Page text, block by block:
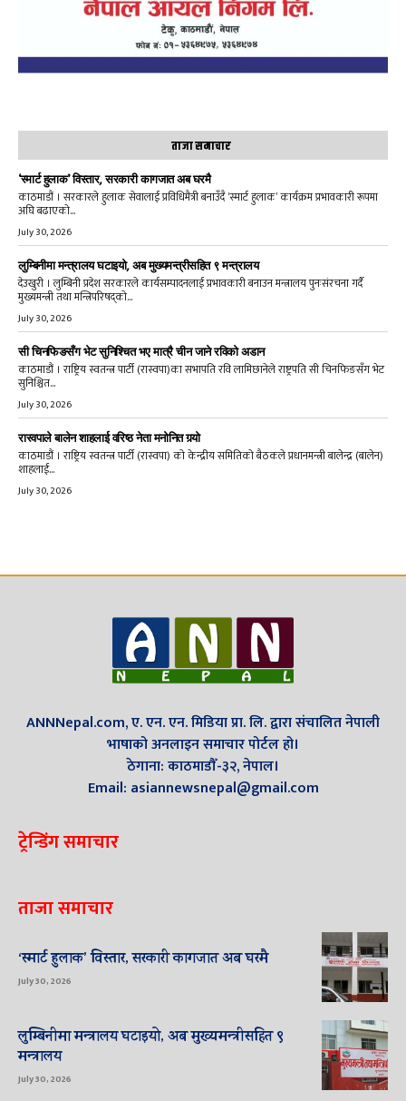
ताजा समाचार
‘स्मार्ट हुलाक’ विस्तार, सरकारी कागजात अब घरमै
काठमाडौं । सरकारले हुलाक सेवालाई प्रविधिमैत्री बनाउँदै ‘स्मार्ट हुलाक’ कार्यक्रम प्रभावकारी रूपमा
अघि बढाएको...
July 30, 2026
लुम्बिनीमा मन्त्रालय घटाइयो, अब मुख्यमन्त्रीसहित ९ मन्त्रालय
देउखुरी । लुम्बिनी प्रदेश सरकारले कार्यसम्पादनलाई प्रभावकारी बनाउन मन्त्रालय पुनःसंरचना गर्दै
मुख्यमन्त्री तथा मन्त्रिपरिषद्को...
July 30, 2026
सी चिनफिङसँग भेट सुनिश्चित भए मात्रै चीन जाने रविको अडान
काठमाडौं । राष्ट्रिय स्वतन्त्र पार्टी (रास्वपा)का सभापति रवि लामिछानेले राष्ट्रपति सी चिनफिङसँग भेट
सुनिश्चित...
July 30, 2026
रास्वपाले बालेन शाहलाई वरिष्ठ नेता मनोनित गर्‍यो
काठमाडौं । राष्ट्रिय स्वतन्त्र पार्टी (रास्वपा) को केन्द्रीय समितिको बैठकले प्रधानमन्त्री बालेन्द्र (बालेन)
शाहलाई...
July 30, 2026
ANNNepal.com, ए. एन. एन. मिडिया प्रा. लि. द्वारा संचालित नेपाली
भाषाको अनलाइन समाचार पोर्टल हो।
ठेगाना: काठमाडौँ-३२, नेपाल।
Email: asiannewsnepal@gmail.com
ट्रेन्डिंग समाचार
ताजा समाचार
‘स्मार्ट हुलाक’ विस्तार, सरकारी कागजात अब घरमै
July 30, 2026
लुम्बिनीमा मन्त्रालय घटाइयो, अब मुख्यमन्त्रीसहित ९
मन्त्रालय
July 30, 2026